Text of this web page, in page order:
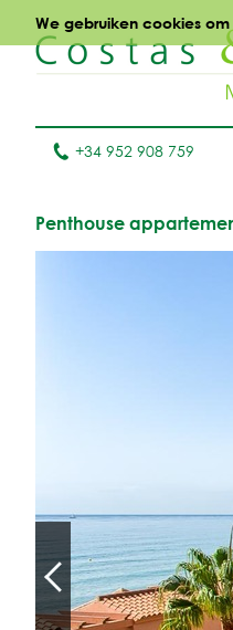
We gebruiken cookies
+34 952 908 759
Penthouse